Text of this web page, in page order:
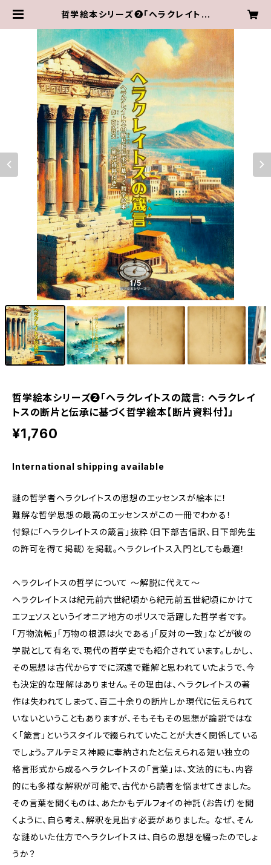
哲学絵本シリーズ❷「ヘラクレイトス
に基づく哲学絵本【断片資料付】」 | V
acances Musicales
1/5
哲学絵本シリーズ❷「ヘラクレイトスの箴言: ヘラクレイ
トスの断片と伝承に基づく哲学絵本【断片資料付】」
¥1,760
International shipping available
謎の哲学者ヘラクレイトスの思想のエッセンスが絵本に！
難解な哲学思想の最高のエッセンスがこの一冊でわかる！
付録に「ヘラクレイトスの箴言」抜粋（日下部吉信訳、日下部先生
の許可を得て掲載）を掲載。ヘラクレイトス入門としても最適！
ヘラクレイトスの哲学について ～解説に代えて～
ヘラクレイトスは紀元前六世紀頃から紀元前五世紀頃にかけて
エフェソスというイオニア地方のポリスで活躍した哲学者です。
「万物流転」「万物の根源は火である」「反対の一致」などが彼の
学説として有名で、現代の哲学史でも紹介されています。しかし、
その思想は古代からすでに深遠で難解と思われていたようで、今
も決定的な理解はありません。その理由は、ヘラクレイトスの著
作は失われてしまって、百二十余りの断片しか現代に伝えられて
いないということもありますが、そもそもその思想が論説ではな
く「箴言」というスタイルで綴られていたことが大きく関係している
でしょう。アルテミス神殿に奉納されたと伝えられる短い独立の
格言形式から成るヘラクレイトスの「言葉」は、文法的にも、内容
的にも多様な解釈が可能で、古代から読者を悩ませてきました。
その言葉を聞くものは、あたかもデルフォイの神託（お告げ）を聞
くように、自ら考え、解釈を見出す必要がありました。 なぜ、そん
な謎めいた仕方でヘラクレイトスは、自らの思想を綴ったのでしょ
うか？